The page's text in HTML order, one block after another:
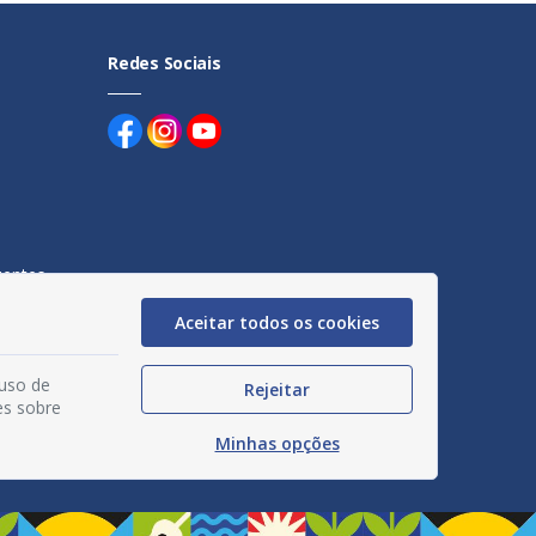
Redes Sociais
de
sobre
Aceitar todos os cookies
Rejeitar
Minhas opções